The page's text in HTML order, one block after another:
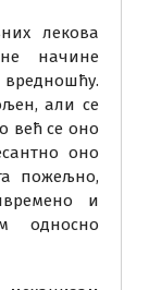
лекова
начине
али се
већ се оно
оно
пожељно,
и
односно